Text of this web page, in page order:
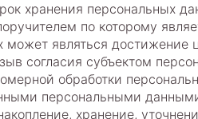
хранения персональных
по которому
являться достижение
согласия субъектом
обработки
персональными
хранение,